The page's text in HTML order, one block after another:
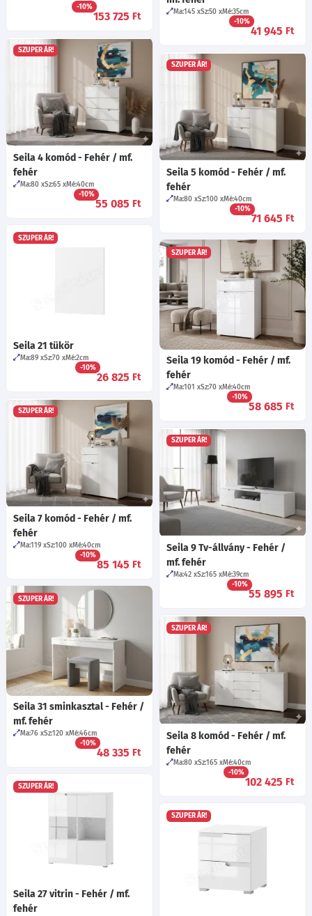
-10%
153 725 Ft Ma:145 Sz:50 Mé:35cm
-10%
41 945 Ft
SZUPER ÁR!
Seila 4 komód - Fehér / mf.
fehér
Ma:80 Sz:65 Mé:40cm
-10%
55 085 Ft
SZUPER ÁR!
Seila 5 komód - Fehér / mf.
fehér
Ma:80 Sz:100 Mé:40cm
-10%
71 645 Ft
SZUPER ÁR!
Seila 21 tükör
Ma:89 Sz:70 Mé:2cm
-10%
26 825 Ft
SZUPER ÁR!
Seila 19 komód - Fehér / mf.
fehér
Ma:101 Sz:70 Mé:40cm
-10%
58 685 Ft
SZUPER ÁR!
Seila 7 komód - Fehér / mf.
fehér
Ma:119 Sz:100 Mé:40cm
-10%
85 145 Ft
SZUPER ÁR!
Seila 9 Tv-állvány - Fehér /
mf. fehér
Ma:42 Sz:165 Mé:39cm
-10%
55 895 Ft
SZUPER ÁR!
Seila 31 sminkasztal - Fehér /
mf. fehér
Ma:76 Sz:120 Mé:46cm
-10%
48 335 Ft
SZUPER ÁR!
Seila 8 komód - Fehér / mf.
fehér
Ma:80 Sz:165 Mé:40cm
-10%
102 425 Ft
SZUPER ÁR!
Seila 27 vitrin - Fehér / mf.
fehér
SZUPER ÁR!